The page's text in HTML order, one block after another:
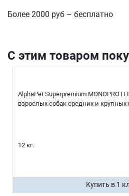
Более 2000 руб – бесплатно
С этим товаром
AlphaPet Superpremium
взрослых собак средних и
12 кг.
Купить в 1